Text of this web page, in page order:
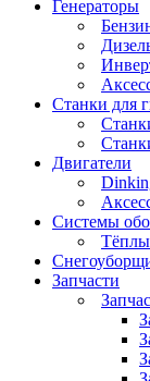
Генераторы
Станки для
Двигатели
Системы
Запчасти